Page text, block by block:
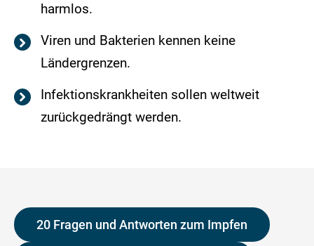
harmlos.
Viren und Bakterien kennen keine
Ländergrenzen.
Infektionskrankheiten sollen weltweit
zurückgedrängt werden.
20 Fragen und Antworten zum Impfen